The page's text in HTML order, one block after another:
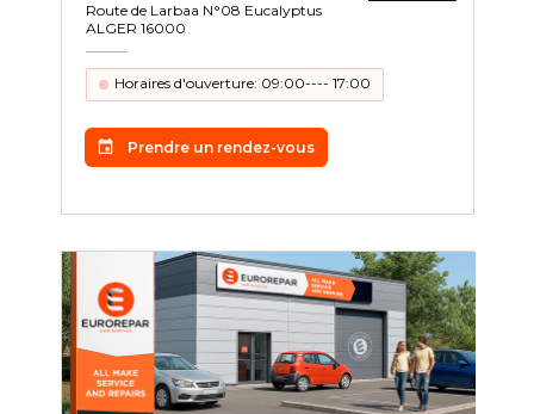
Route de Larbaa N°08 Eucalyptus
ALGER 16000
Horaires d'ouverture: 09:00---- 17:00
Prendre un rendez-vous